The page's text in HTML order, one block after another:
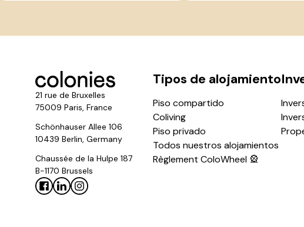
21 rue de Bruxelles
75009 Paris, France
Schönhauser Allee 106
10439 Berlin, Germany
Chaussée de la Hulpe 187
B-1170 Brussels
Tipos de alojamiento
Piso compartido
Coliving
Piso privado
Todos nuestros alojamientos
Règlement ColoWheel 🎡